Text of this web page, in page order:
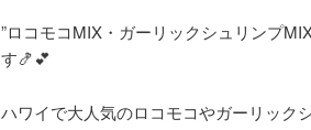
”ロコモコMIX・ガーリックシュリンプ
す🍤💕
ハワイで大人気のロコモコやガーリック